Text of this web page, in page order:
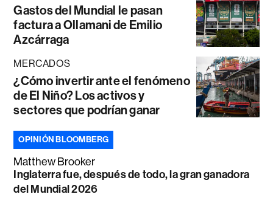
Gastos del Mundial le pasan
factura a Ollamani de Emilio
Azcárraga
MERCADOS
¿Cómo invertir ante el fenómeno
de El Niño? Los activos y
sectores que podrían ganar
OPINIÓN BLOOMBERG
Matthew Brooker
Inglaterra fue, después de todo, la gran ganadora
del Mundial 2026